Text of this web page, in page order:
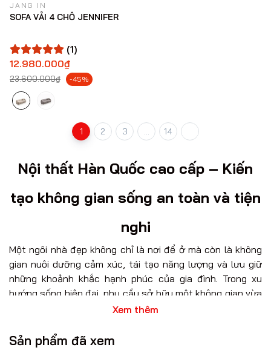
JANG IN
SOFA VẢI 4 CHỖ JENNIFER
(1)
12.980.000₫
23.600.000₫ -45%
1 2 3 ... 14
Nội thất Hàn Quốc cao cấp – Kiến
tạo không gian sống an toàn và tiện
nghi
Một ngôi nhà đẹp không chỉ là nơi để ở mà còn là không
gian nuôi dưỡng cảm xúc, tái tạo năng lượng và lưu giữ
những khoảnh khắc hạnh phúc của gia đình. Trong xu
hướng sống hiện đại, nhu cầu sở hữu một không gian vừa
sang trọng, tinh giản vừa an toàn cho sức khỏe ngày
Nội thất Hàn Quốc Jang In mang đến giải pháp hoàn thiện
Xem thêm
Sản phẩm đã xem